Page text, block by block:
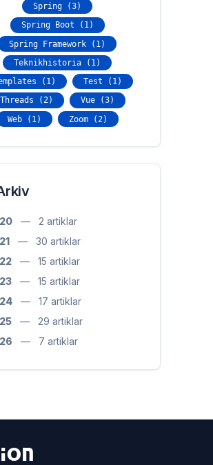
Spring (3)
Spring Boot (1)
Spring Framework (1)
Teknikhistoria (1)
(1)
Test (1)
Threads (2)
Vue (3)
Web (1)
Zoom (2)
—
2 artiklar
—
30 artiklar
—
15 artiklar
—
15 artiklar
—
17 artiklar
—
29 artiklar
— 7 artiklar